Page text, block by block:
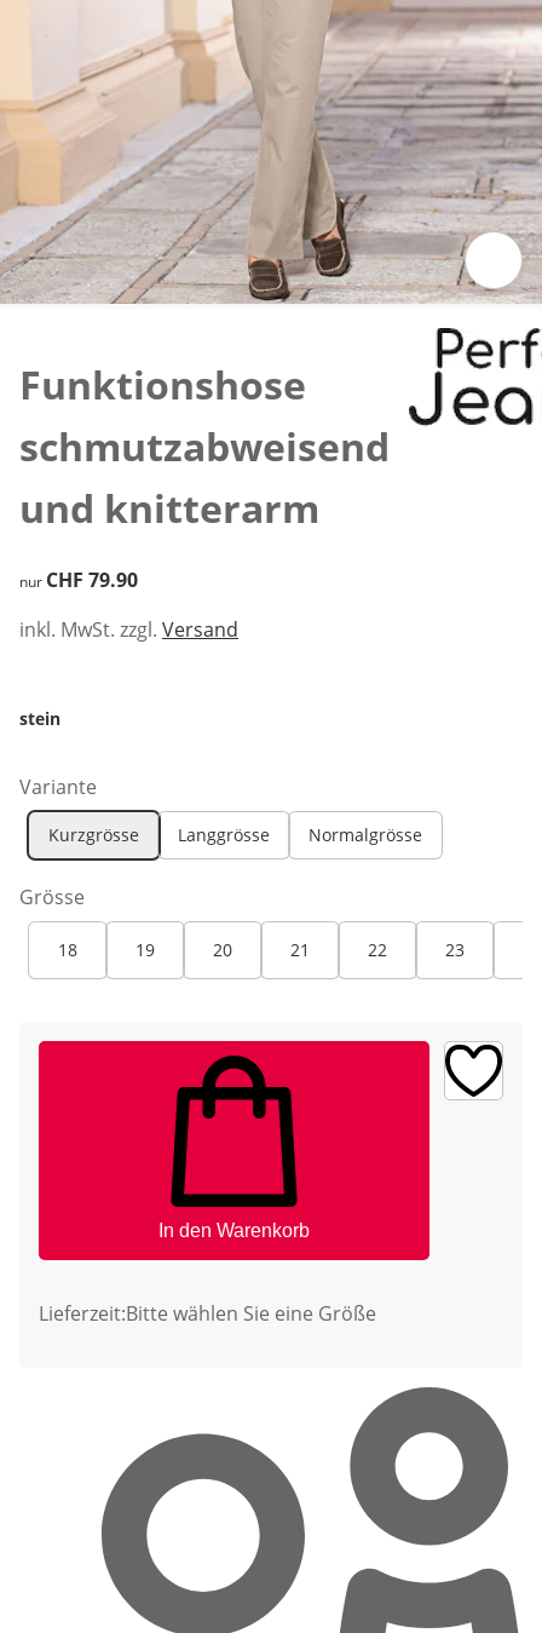
Funktionshose
schmutzabweisend
und knitterarm
CHF 79.90
nur CHF 79.90
inkl. MwSt. zzgl. Versand
stein
Variante
Kurzgrösse Langgrösse Normalgrösse
Grösse
18 19 20 21 22 23
In den Warenkorb
Lieferzeit:Bitte wählen Sie eine Größe